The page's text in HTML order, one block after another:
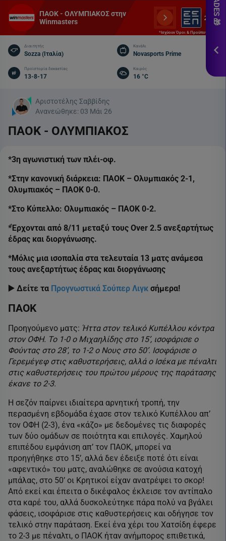
ΠΑΟΚ - ΟΛΥΜΠΙΑΚΟΣ στην
Winmasters
*Ισχύουν Όροι & Προϋποθέσεις
Διαιτητής
Sozza (Ιταλία)
Κανάλι
Novasports Prime
Προϊστορία δεκαετίας
13-8-17
Καιρός
16 °C
Αριστοτέλης Σαββίδης
Ανανεώθηκε: 03 Μάι 26
ΠΑΟΚ - ΟΛΥΜΠΙΑΚΟΣ
*3η αγωνιστική των πλέι-οφ.
*Στην κανονική διάρκεια: ΠΑΟΚ – Ολυμπιακός 2-1,
Ολυμπιακός – ΠΑΟΚ 0-0.
*Στο Κύπελλο: Ολυμπιακός – ΠΑΟΚ 0-2.
*Έρχονται από 8/11 μεταξύ τους Over 2.5 ανεξαρτήτως
έδρας και διοργάνωσης.
*Μόλις μια ισοπαλία στα τελευταία 13 ματς ανάμεσα
τους ανεξαρτήτως έδρας και διοργάνωσης
▶️ Δείτε τα Προγνωστικά Σούπερ Λιγκ σήμερα!
ΠΑΟΚ
Προηγούμενο ματς: Ήττα στον τελικό Κυπέλλου κόντρα
στον ΟΦΗ. Το 1-0 ο Μιχαηλίδης στο 15’, ισοφάρισε ο
Φούντας στο 28’, το 1-2 ο Νους στο 50’. Ισοφάρισε ο
Γερεμέγεφ στις καθυστερήσεις, αλλά ο Ισέκα με πέναλτι
στις καθυστερήσεις του πρώτου μέρους της παράτασης
έκανε το 2-3.
Η σεζόν παίρνει ιδιαίτερα αρνητική τροπή, την
περασμένη εβδομάδα έχασε στον τελικό Κυπέλλου απ’
τον ΟΦΗ (2-3), ένα «κάζο» με δεδομένες τις διαφορές
των δύο ομάδων σε ποιότητα και επιλογές. Χαμηλού
επιπέδου εμφάνιση απ’ τον ΠΑΟΚ, μπορεί να
προηγήθηκε στο 15’, αλλά δεν έδειξε ποτέ ότι είναι
«αφεντικό» του ματς, αναλώθηκε σε ανούσια κατοχή
μπάλας, στο 50’ οι Κρητικοί είχαν ανατρέψει το σκορ!
Από εκεί και έπειτα ο δικέφαλος έκλεισε τον αντίπαλο
στα καρέ του, αλλά δυσκολεύτηκε πάρα πολύ να βγάλει
φάσεις, ισοφάρισε στις καθυστερήσεις και οδήγησε τον
τελικό στην παράταση. Εκεί ένα χέρι του Χατσίδη έφερε
το 2-3 με πέναλτι, ο ΠΑΟΚ ήταν ανήμπορος επιθετικά,